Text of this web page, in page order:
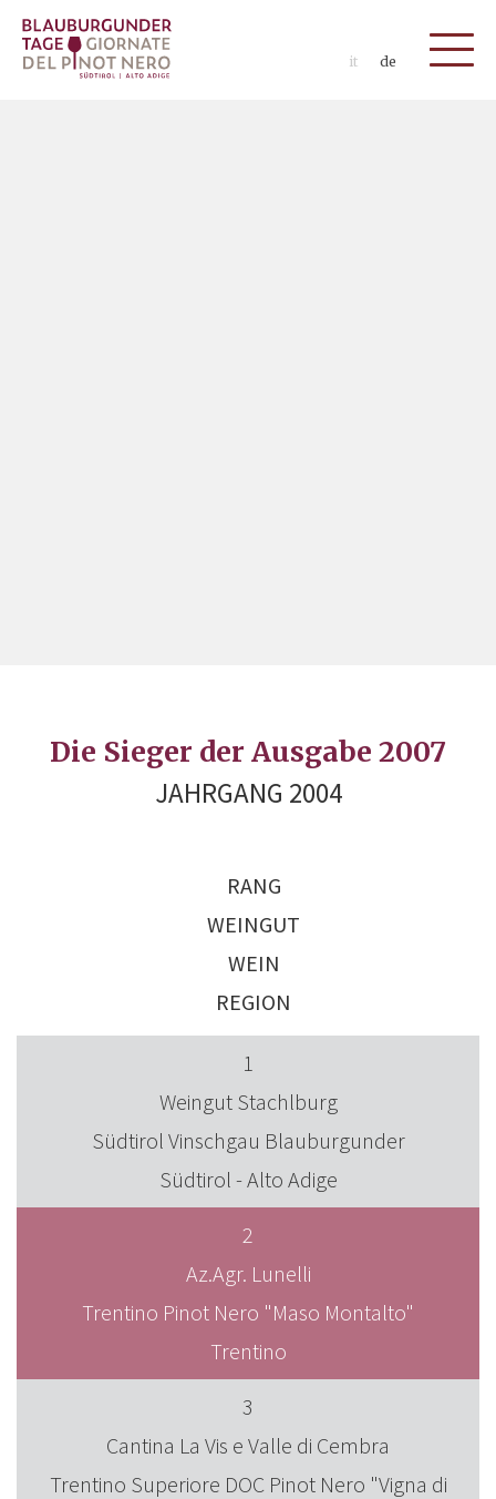
it de
Die Sieger der Ausgabe 2007
JAHRGANG 2004
RANG
WEINGUT
WEIN
REGION
1
Weingut Stachlburg
Südtirol Vinschgau Blauburgunder
Südtirol - Alto Adige
2
Az.Agr. Lunelli
Trentino Pinot Nero "Maso Montalto"
Trentino
3
Cantina La Vis e Valle di Cembra
Trentino Superiore DOC Pinot Nero "Vigna di